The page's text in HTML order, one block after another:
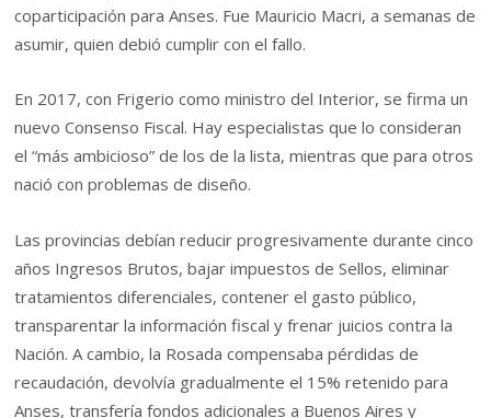
coparticipación para Anses. Fue Mauricio Macri, a semanas de
asumir, quien debió cumplir con el fallo.
En 2017, con Frigerio como ministro del Interior, se firma un
nuevo Consenso Fiscal. Hay especialistas que lo consideran
el “más ambicioso” de los de la lista, mientras que para otros
nació con problemas de diseño.
Las provincias debían reducir progresivamente durante cinco
años Ingresos Brutos, bajar impuestos de Sellos, eliminar
tratamientos diferenciales, contener el gasto público,
transparentar la información fiscal y frenar juicios contra la
Nación. A cambio, la Rosada compensaba pérdidas de
recaudación, devolvía gradualmente el 15% retenido para
Anses, transfería fondos adicionales a Buenos Aires y